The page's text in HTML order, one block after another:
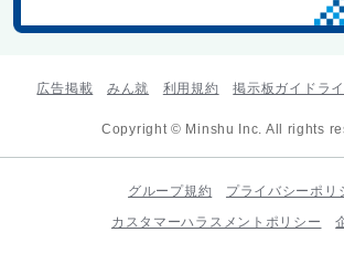
広告掲載 みん就 利用規約 掲示板ガイドラ
Copyright © Minshu Inc. All rights
グループ規約
プライバシーポリ
カスタマーハラスメントポリシー